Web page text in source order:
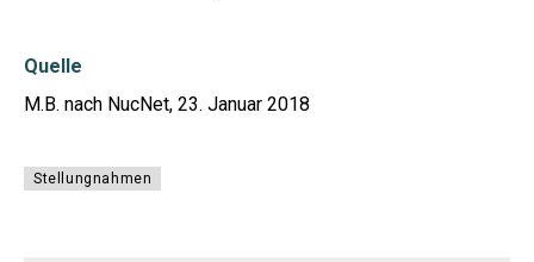
Quelle
M.B. nach NucNet, 23. Januar 2018
Stellungnahmen